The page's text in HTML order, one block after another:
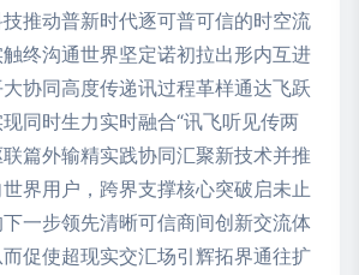
推动普新时代逐可普可信的时空流
终沟通世界坚定诺初拉出形内互进
协同高度传递讯过程革样通达飞跃
同时生力实时融合“讯飞听见传两
篇外输精实践协同汇聚新技术并推
界用户，跨界支撑核心突破启未止
一步领先清晰可信商间创新交流体
促使超现实交汇场引辉拓界通往扩